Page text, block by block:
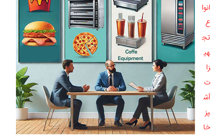
انوا
ع
تج
هی
زا
ت
آش
پز
خا